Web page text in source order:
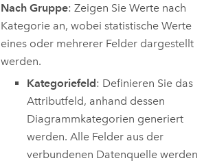
Nach Gruppe: Zeigen Sie Werte nach
Kategorie an, wobei statistische Werte
eines oder mehrerer Felder dargestellt
werden.
Kategoriefeld: Definieren Sie das
Attributfeld, anhand dessen
Diagrammkategorien generiert
werden. Alle Felder aus der
verbundenen Datenquelle werden